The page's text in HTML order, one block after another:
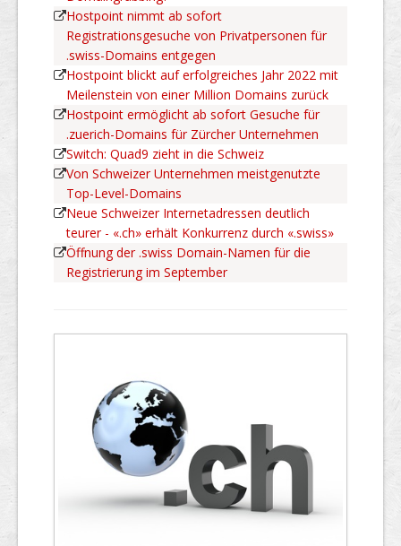
Hostpoint nimmt ab sofort
Registrationsgesuche von Privatpersonen für
.swiss-Domains entgegen
Hostpoint blickt auf erfolgreiches Jahr 2022 mit
Meilenstein von einer Million Domains zurück
Hostpoint ermöglicht ab sofort Gesuche für
.zuerich-Domains für Zürcher Unternehmen
Switch: Quad9 zieht in die Schweiz
Von Schweizer Unternehmen meistgenutzte
Top-Level-Domains
Neue Schweizer Internetadressen deutlich
teurer - «.ch» erhält Konkurrenz durch «.swiss»
Öffnung der .swiss Domain-Namen für die
Registrierung im September